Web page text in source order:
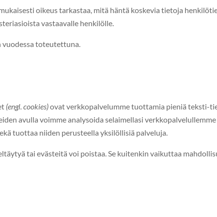
oikeus tarkas­taa, mitä hän­tä koske­via tieto­ja
vas­taavalle henkilölle.
toteutettuna.
(engl. cook­ies)ovat verkkopalvelumme tuot­tamia pieniä tek­sti-
avul­la voimme analysoi­da selaimel­lasi
tuot­taa niiden perus­teel­la yksilöl­lisiä palveluja.
tai evästeitä voi pois­taa. Se kuitenkin vaikut­taa